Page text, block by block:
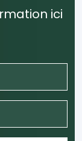
ici